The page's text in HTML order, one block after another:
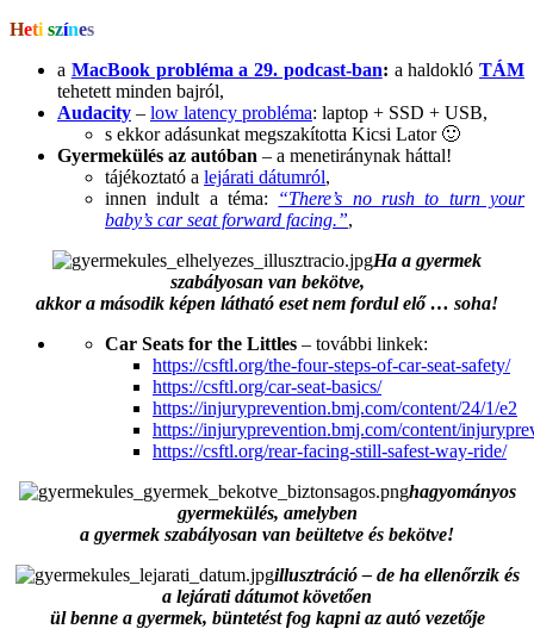
Heti színes
a MacBook probléma a 29. podcast-ban: a haldokló TÁM
tehetett minden bajról,
Audacity – low latency probléma: laptop + SSD + USB,
s ekkor adásunkat megszakította Kicsi Lator 🙂
Gyermekülés az autóban – a menetiránynak háttal!
tájékoztató a lejárati dátumról,
innen indult a téma: “There’s no rush to turn your
baby’s car seat forward facing.”,
Ha a gyermek
szabályosan van bekötve,
akkor a második képen látható eset nem fordul elő … soha!
Car Seats for the Littles – további linkek:
https://csftl.org/the-four-steps-of-car-seat-safety/
https://csftl.org/car-seat-basics/
https://injuryprevention.bmj.com/content/24/1/e2
https://injuryprevention.bmj.com/content/
https://csftl.org/rear-facing-still-safest-way-ride/
hagyományos
gyermekülés, amelyben
a gyermek szabályosan van beültetve és bekötve!
illusztráció – de ha ellenőrzik és
a lejárati dátumot követően
ül benne a gyermek, büntetést fog kapni az autó vezetője